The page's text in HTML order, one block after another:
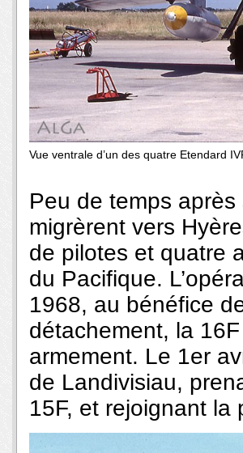
Vue ventrale d’un des quatre Etendard
Peu de temps après
migrèrent vers
de pilotes et quatre
du Pacifique.
1968, au bénéfice
détachement, la
armement. Le 1er
de Landivisiau,
15F, et rejoignant la